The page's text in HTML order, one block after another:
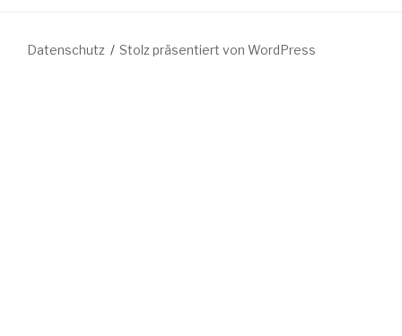
Datenschutz Stolz präsentiert von WordPress